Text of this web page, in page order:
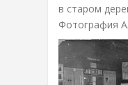
в старом
Фотография